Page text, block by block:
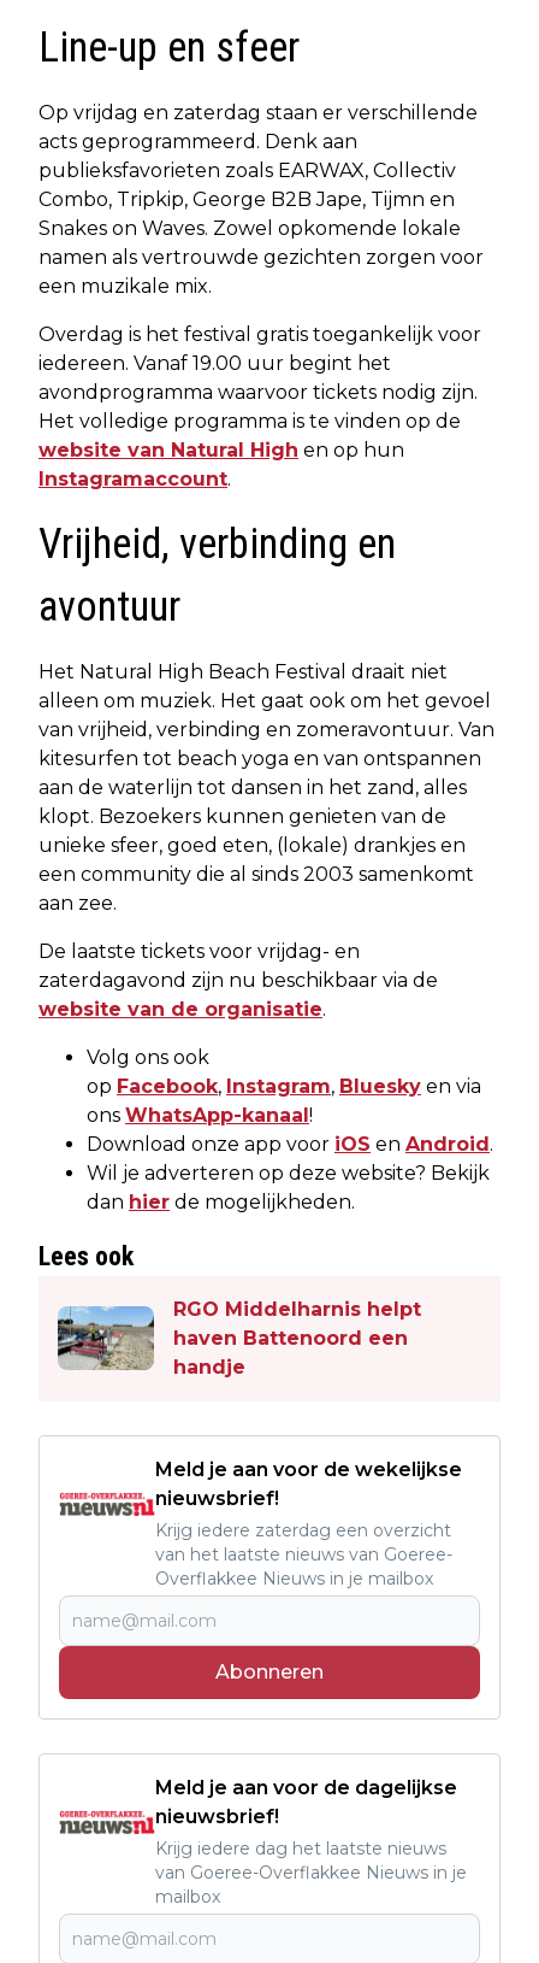
Line-up en sfeer
Op vrijdag en zaterdag staan er verschillende
acts geprogrammeerd. Denk aan
publieksfavorieten zoals EARWAX, Collectiv
Combo, Tripkip, George B2B Jape, Tijmn en
Snakes on Waves. Zowel opkomende lokale
namen als vertrouwde gezichten zorgen voor
een muzikale mix.
Overdag is het festival gratis toegankelijk voor
iedereen. Vanaf 19.00 uur begint het
avondprogramma waarvoor tickets nodig zijn.
Het volledige programma is te vinden op de
website van Natural High en op hun
Instagramaccount.
Vrijheid, verbinding en
avontuur
Het Natural High Beach Festival draait niet
alleen om muziek. Het gaat ook om het gevoel
van vrijheid, verbinding en zomeravontuur. Van
kitesurfen tot beach yoga en van ontspannen
aan de waterlijn tot dansen in het zand, alles
klopt. Bezoekers kunnen genieten van de
unieke sfeer, goed eten, (lokale) drankjes en
een community die al sinds 2003 samenkomt
aan zee.
De laatste tickets voor vrijdag- en
zaterdagavond zijn nu beschikbaar via de
website van de organisatie.
Volg ons ook
op Facebook, Instagram, Bluesky en via
ons WhatsApp-kanaal!
Download onze app voor iOS en Android.
Wil je adverteren op deze website? Bekijk
dan hier de mogelijkheden.
Lees ook
RGO Middelharnis helpt
haven Battenoord een
handje
Meld je aan voor de wekelijkse
nieuwsbrief!
Krijg iedere zaterdag een overzicht
van het laatste nieuws van Goeree-
Overflakkee Nieuws in je mailbox
Abonneren
Meld je aan voor de dagelijkse
nieuwsbrief!
Krijg iedere dag het laatste nieuws
van Goeree-Overflakkee Nieuws in je
mailbox